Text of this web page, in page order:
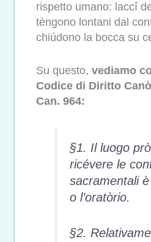
rispetto umano: laccî
tèngono lontani dal
chiúdono la bocca su
Su questo, vediamo
Codice di Diritto
Can. 964:
§1. Il luogo
ricévere le
sacramentali
o l’oratòrio.
§2.